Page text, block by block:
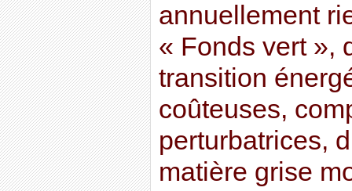
annuellement
« Fonds vert »,
transition
coûteuses,
perturbatrices,
matière grise